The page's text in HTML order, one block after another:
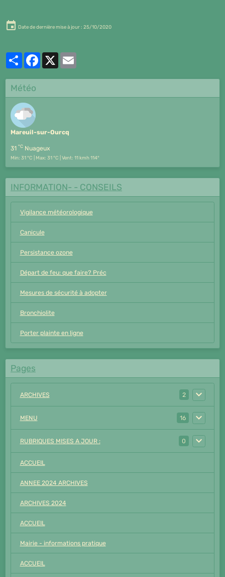
Date de dernière mise à jour : 25/10/2020
PartagerFacebook
Météo
Mareuil-sur-Ourcq
31 °C Nuageux
Min: 31 °C | Max: 31 °C | Vent: 11 kmh 114°
INFORMATION- - CONSEILS
Vigilance météorologique
Canicule
Persistance ozone
Départ de feu: que faire? Préc
Mesures de sécurité à adopter
Bronchiolite
Porter plainte en ligne
Pages
ARCHIVES 2
MENU 16
RUBRIQUES MISES A JOUR : 0
ACCUEIL
ANNEE 2024 ARCHIVES
ARCHIVES 2024
ACCUEIL
Mairie - informations pratique
ACCUEIL